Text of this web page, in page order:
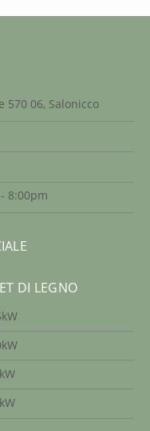
570 06, Salonicco
8:00pm
DI LEGNO